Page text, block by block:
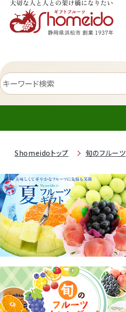
三ヶ日みかん
静岡産クラウンメロン
天使音（あまね）マスクメロン
クラウンメロンゼリー
Shomeidoトップ 旬のフルーツ